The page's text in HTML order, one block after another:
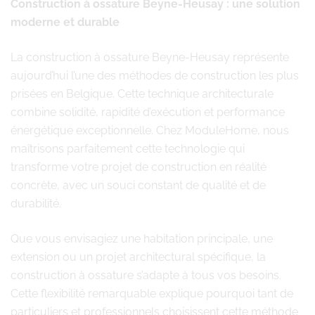
Construction à ossature Beyne-Heusay : une solution
moderne et durable
La construction à ossature Beyne-Heusay représente
aujourd’hui l’une des méthodes de construction les plus
prisées en Belgique. Cette technique architecturale
combine solidité, rapidité d’exécution et performance
énergétique exceptionnelle. Chez ModuleHome, nous
maîtrisons parfaitement cette technologie qui
transforme votre projet de construction en réalité
concrète, avec un souci constant de qualité et de
durabilité.
Que vous envisagiez une habitation principale, une
extension ou un projet architectural spécifique, la
construction à ossature s’adapte à tous vos besoins.
Cette flexibilité remarquable explique pourquoi tant de
particuliers et professionnels choisissent cette méthode